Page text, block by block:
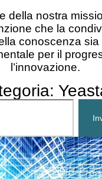
della nostra
che la
conoscenza sia
per il
l’innovazione.